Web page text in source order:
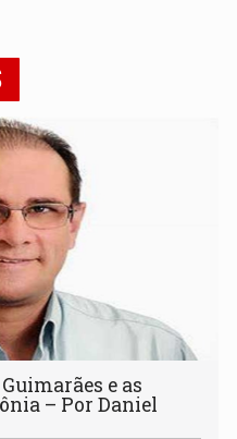
e as
– Por Daniel